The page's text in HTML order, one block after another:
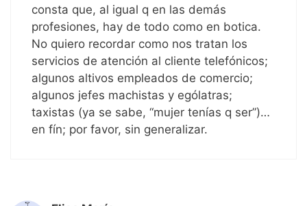
consta que, al igual q en las demás
profesiones, hay de todo como en botica.
No quiero recordar como nos tratan los
servicios de atención al cliente telefónicos;
algunos altivos empleados de comercio;
algunos jefes machistas y ególatras;
taxistas (ya se sabe, “mujer tenías q ser”)…
en fín; por favor, sin generalizar.